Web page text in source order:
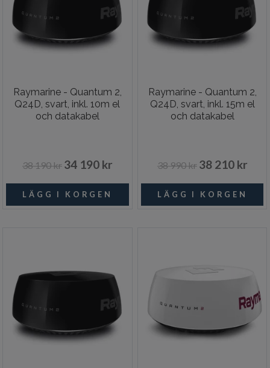
Raymarine - Quantum 2,
Q24D, svart, inkl. 10m el
och datakabel
38 190 kr 34 190 kr
Raymarine - Quantum 2,
Q24D, svart, inkl. 15m el
och datakabel
38 990 kr 38 210 kr